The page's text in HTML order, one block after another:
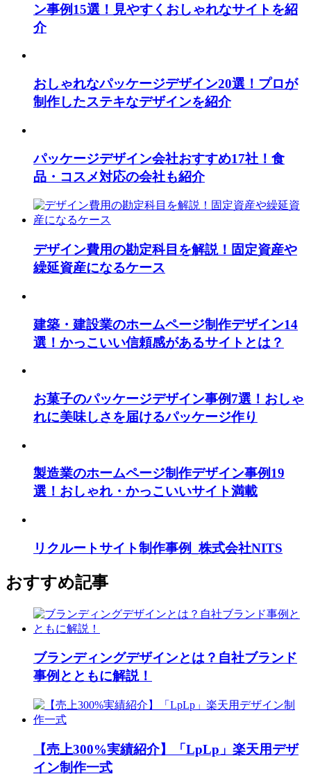
ン事例15選！見やすくおしゃれなサイトを紹
介
おしゃれなパッケージデザイン20選！プロが
制作したステキなデザインを紹介
パッケージデザイン会社おすすめ17社！食
品・コスメ対応の会社も紹介
デザイン費用の勘定科目を解説！固定資産や
繰延資産になるケース
建築・建設業のホームページ制作デザイン14
選！かっこいい信頼感があるサイトとは？
お菓子のパッケージデザイン事例7選！おしゃ
れに美味しさを届けるパッケージ作り
製造業のホームページ制作デザイン事例19
選！おしゃれ・かっこいいサイト満載
リクルートサイト制作事例_株式会社NITS
おすすめ記事
ブランディングデザインとは？自社ブランド
事例とともに解説！
【売上300%実績紹介】「LpLp」楽天用デザ
イン制作一式